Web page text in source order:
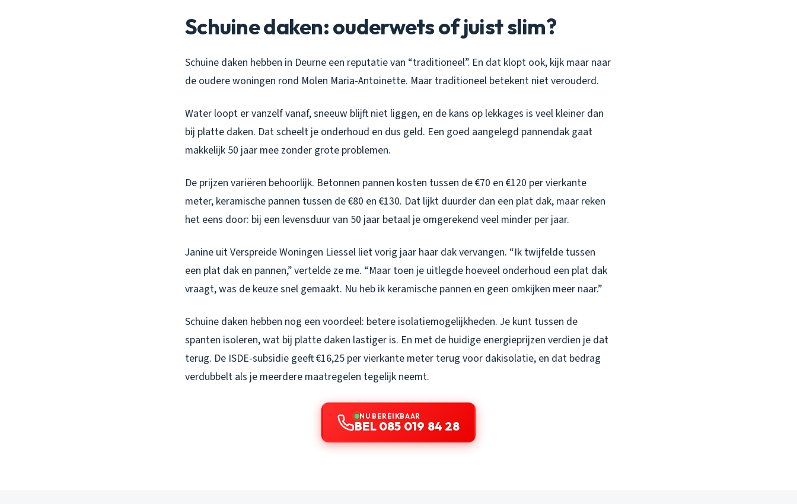
Schuine daken: ouderwets of juist slim?
Schuine daken hebben in Deurne een reputatie van “traditioneel”. En dat klopt ook, kijk maar naar
de oudere woningen rond Molen Maria-Antoinette. Maar traditioneel betekent niet verouderd.
Water loopt er vanzelf vanaf, sneeuw blijft niet liggen, en de kans op lekkages is veel kleiner dan
bij platte daken. Dat scheelt je onderhoud en dus geld. Een goed aangelegd pannendak gaat
makkelijk 50 jaar mee zonder grote problemen.
De prijzen variëren behoorlijk. Betonnen pannen kosten tussen de €70 en €120 per vierkante
meter, keramische pannen tussen de €80 en €130. Dat lijkt duurder dan een plat dak, maar reken
het eens door: bij een levensduur van 50 jaar betaal je omgerekend veel minder per jaar.
Janine uit Verspreide Woningen Liessel liet vorig jaar haar dak vervangen. “Ik twijfelde tussen
een plat dak en pannen,” vertelde ze me. “Maar toen je uitlegde hoeveel onderhoud een plat dak
vraagt, was de keuze snel gemaakt. Nu heb ik keramische pannen en geen omkijken meer naar.”
Schuine daken hebben nog een voordeel: betere isolatiemogelijkheden. Je kunt tussen de
spanten isoleren, wat bij platte daken lastiger is. En met de huidige energieprijzen verdien je dat
terug. De ISDE-subsidie geeft €16,25 per vierkante meter terug voor dakisolatie, en dat bedrag
verdubbelt als je meerdere maatregelen tegelijk neemt.
NU BEREIKBAAR
BEL 085 019 84 28